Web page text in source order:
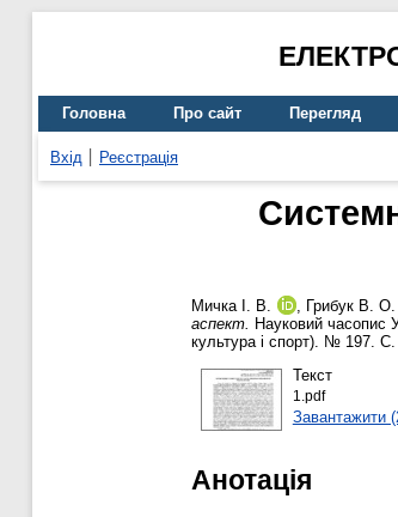
Головна Про сайт Перегляд
Вхід Реєстрація
Мичка І. В. , Грибук В. О.
аспект. Науковий часопис
культура і спорт). № 197.
Текст
1.pdf
Завантажити
Анотація